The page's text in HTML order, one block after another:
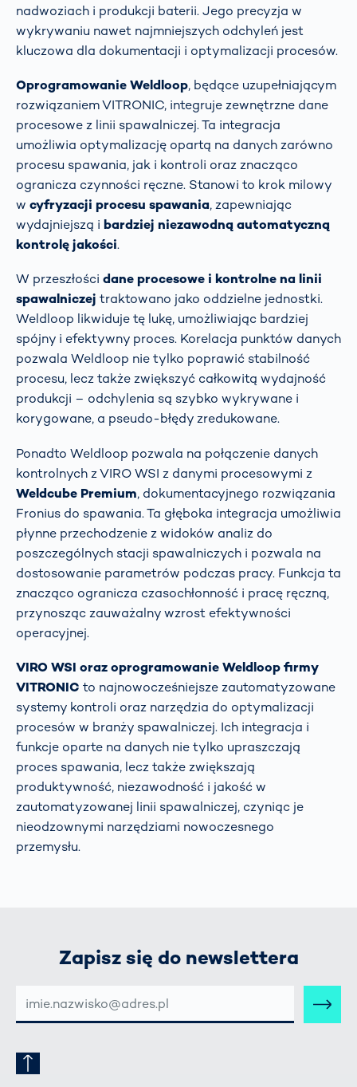
nadwoziach i produkcji baterii. Jego precyzja w
wykrywaniu nawet najmniejszych odchyleń jest
kluczowa dla dokumentacji i optymalizacji procesów.
Oprogramowanie Weldloop, będące uzupełniającym
rozwiązaniem VITRONIC, integruje zewnętrzne dane
procesowe z linii spawalniczej. Ta integracja
umożliwia optymalizację opartą na danych zarówno
procesu spawania, jak i kontroli oraz znacząco
ogranicza czynności ręczne. Stanowi to krok milowy
w cyfryzacji procesu spawania, zapewniając
wydajniejszą i bardziej niezawodną automatyczną
kontrolę jakości.
W przeszłości dane procesowe i kontrolne na linii
spawalniczej traktowano jako oddzielne jednostki.
Weldloop likwiduje tę lukę, umożliwiając bardziej
spójny i efektywny proces. Korelacja punktów danych
pozwala Weldloop nie tylko poprawić stabilność
procesu, lecz także zwiększyć całkowitą wydajność
produkcji – odchylenia są szybko wykrywane i
korygowane, a pseudo-błędy zredukowane.
Ponadto Weldloop pozwala na połączenie danych
kontrolnych z VIRO WSI z danymi procesowymi z
Weldcube Premium, dokumentacyjnego rozwiązania
Fronius do spawania. Ta głęboka integracja umożliwia
płynne przechodzenie z widoków analiz do
poszczególnych stacji spawalniczych i pozwala na
dostosowanie parametrów podczas pracy. Funkcja ta
znacząco ogranicza czasochłonność i pracę ręczną,
przynosząc zauważalny wzrost efektywności
operacyjnej.
VIRO WSI oraz oprogramowanie Weldloop firmy
VITRONIC to najnowocześniejsze zautomatyzowane
systemy kontroli oraz narzędzia do optymalizacji
procesów w branży spawalniczej. Ich integracja i
funkcje oparte na danych nie tylko upraszczają
proces spawania, lecz także zwiększają
produktywność, niezawodność i jakość w
zautomatyzowanej linii spawalniczej, czyniąc je
nieodzownymi narzędziami nowoczesnego
przemysłu.
Zapisz się do newslettera
MAIL-
ADRESSE